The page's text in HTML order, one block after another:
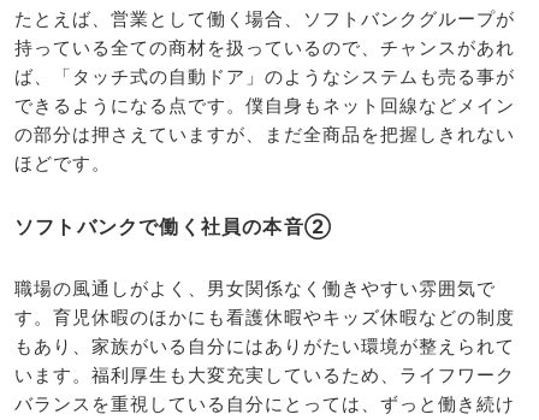
たとえば、営業として働く場合、ソフトバンクグループが
持っている全ての商材を扱っているので、チャンスがあれ
ば、「タッチ式の自動ドア」のようなシステムも売る事が
できるようになる点です。僕自身もネット回線などメイン
の部分は押さえていますが、まだ全商品を把握しきれない
ほどです。
ソフトバンクで働く社員の本音②
職場の風通しがよく、男女関係なく働きやすい雰囲気で
す。育児休暇のほかにも看護休暇やキッズ休暇などの制度
もあり、家族がいる自分にはありがたい環境が整えられて
います。福利厚生も大変充実しているため、ライフワーク
バランスを重視している自分にとっては、ずっと働き続け